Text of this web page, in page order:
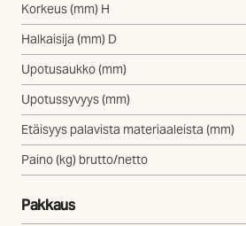
Korkeus (mm) H
Halkaisija (mm) D
Upotusaukko (mm)
Upotussyvyys (mm)
Etäisyys palavista materiaaleista (mm)
Paino (kg) brutto/netto
Pakkaus